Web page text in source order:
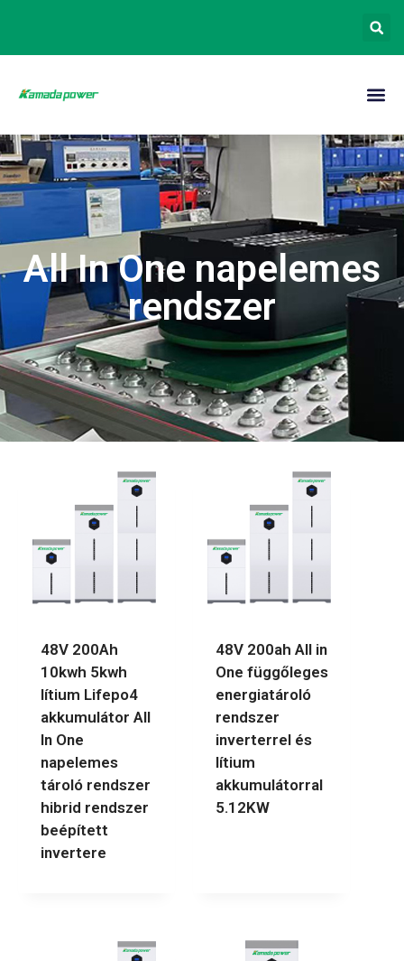
All In One napelemes
rendszer
48V 200Ah
10kwh 5kwh
lítium Lifepo4
akkumulátor All
In One
napelemes
tároló rendszer
hibrid rendszer
beépített
invertere
48V 200ah All in
One függőleges
energiatároló
rendszer
inverterrel és
lítium
akkumulátorral
5.12KW